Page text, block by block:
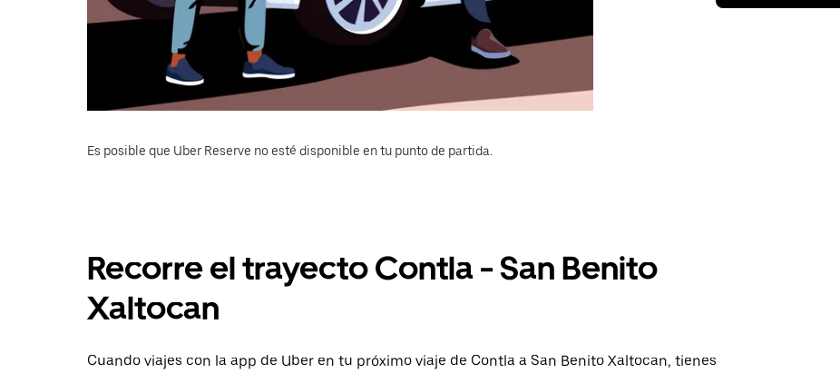
Es posible que Uber Reserve no esté disponible en tu punto de partida.
Recorre el trayecto Contla - San Benito
Xaltocan
Cuando viajes con la app de Uber en tu próximo viaje de Contla a San Benito Xaltocan, tienes